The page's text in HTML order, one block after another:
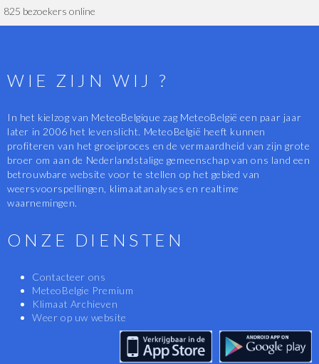
825 bezoekers online
WIE ZIJN WIJ ?
In het kielzog van MeteoBelgique zag MeteoBelgië een paar jaar
later in 2006 het levenslicht. MeteoBelgië heeft kunnen
profiteren van het groeiproces en de vermaardheid van zijn grote
broer om aan de Nederlandstalige gemeenschap van ons land een
betrouwbare website voor te stellen op het gebied van
weersvoorspellingen, klimaatanalyses en realtime
waarnemingen.
ONZE DIENSTEN
Contacteer ons
MeteoBelgie Premium
Klimaat Archieven
Weer op uw website